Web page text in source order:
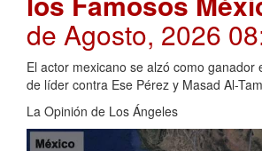
de Agosto, 2026
El actor mexicano se alzó como ganador
de líder contra Ese Pérez y Masad Al-
La Opinión de Los Ángeles